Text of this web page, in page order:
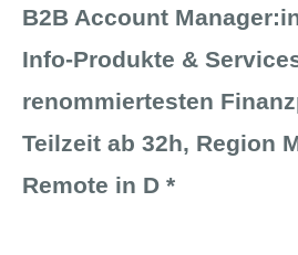
B2B Account
Info-Produkte &
renommiertesten
Teilzeit ab 32h, Region
Remote in D *